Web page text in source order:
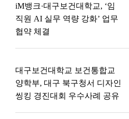
iM뱅크·대구보건대학교, ‘임
직원 AI 실무 역량 강화’ 업무
협약 체결
대구보건대학교 보건통합교
양학부, 대구 북구청서 디자인
씽킹 경진대회 우수사례 공유